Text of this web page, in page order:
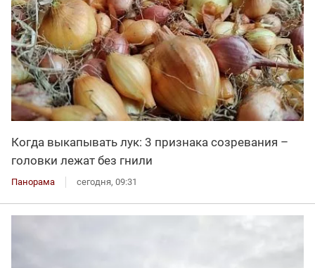
Когда выкапывать лук: 3 признака созревания –
головки лежат без гнили
Панорама сегодня, 09:31